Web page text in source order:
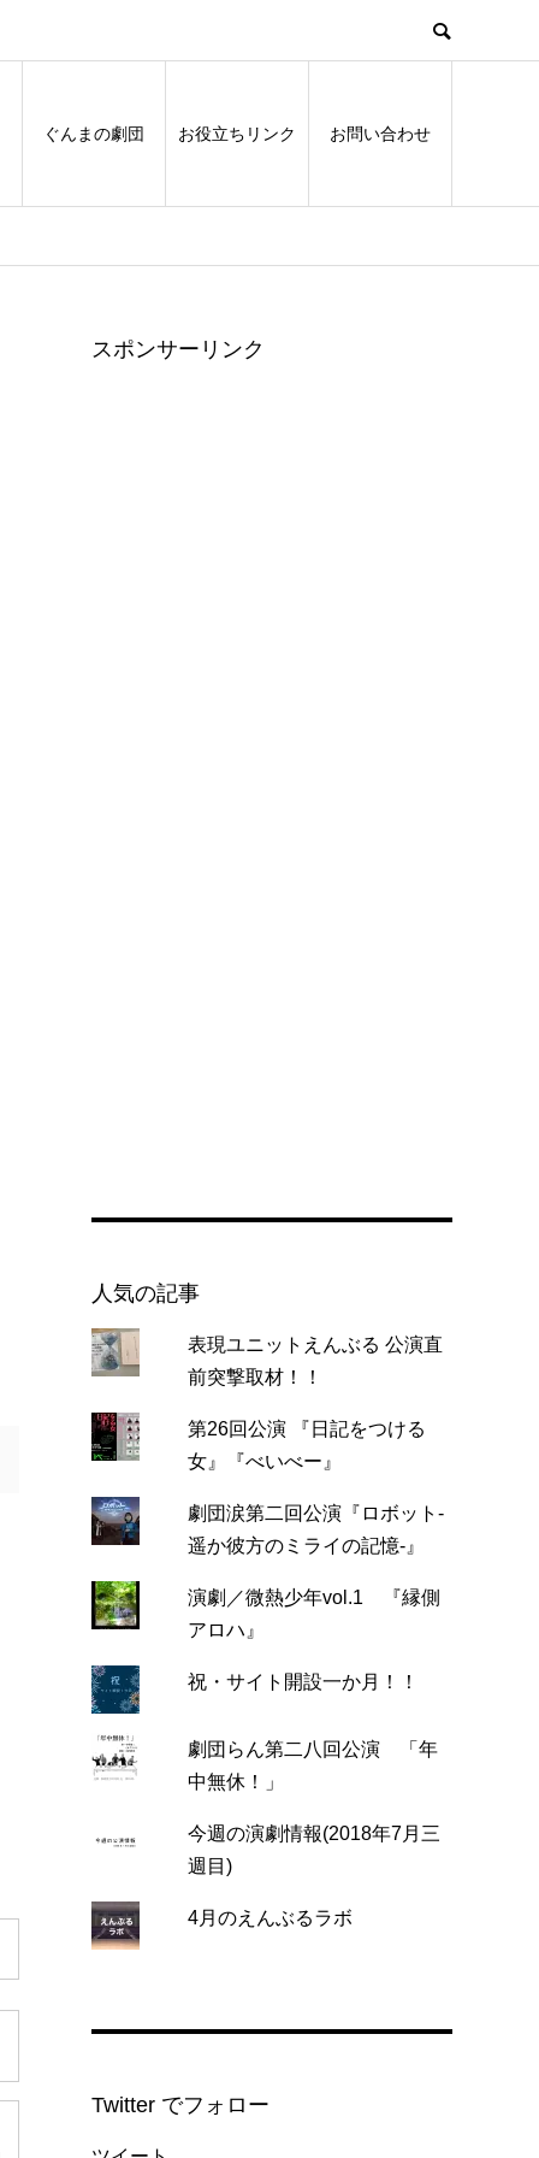
ぐんまの劇団 お役立ちリンク お問い合わせ
スポンサーリンク
人気の記事
表現ユニットえんぶる 公演直
前突撃取材！！
第26回公演 『日記をつける
女』『べいべー』
劇団涙第二回公演『ロボット-
遥か彼方のミライの記憶-』
演劇／微熱少年vol.1 『縁側
アロハ』
祝・サイト開設一か月！！
劇団らん第二八回公演 「年
中無休！」
今週の演劇情報(2018年7月三
週目)
4月のえんぶるラボ
Twitter でフォロー